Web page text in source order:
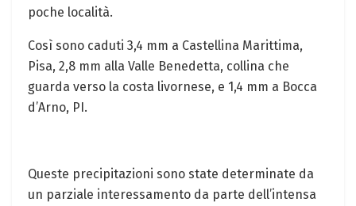
poche località.
Così sono caduti 3,4 mm a Castellina Marittima,
Pisa, 2,8 mm alla Valle Benedetta, collina che
guarda verso la costa livornese, e 1,4 mm a Bocca
d’Arno, PI.
Queste precipitazioni sono state determinate da
un parziale interessamento da parte dell’intensa